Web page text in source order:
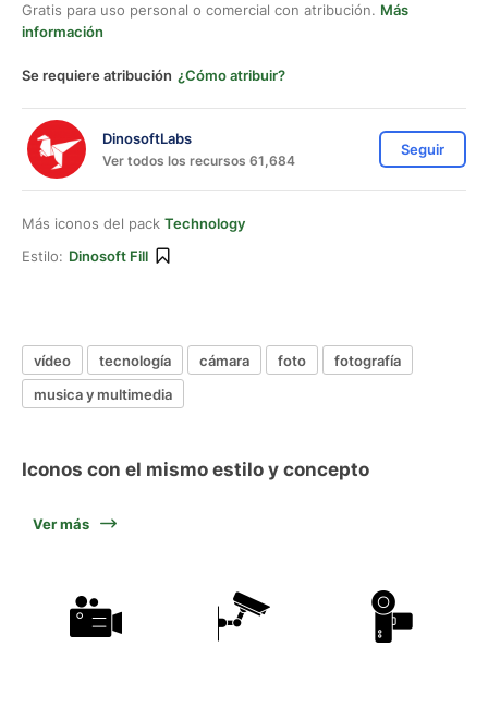
Gratis para uso personal o comercial con atribución. Más
información
Se requiere atribución ¿Cómo atribuir?
DinosoftLabs
Ver todos los recursos 61,684
Seguir
Más iconos del pack Technology
Estilo: Dinosoft Fill
vídeo tecnología cámara foto
fotografía
musica y multimedia
Iconos con el mismo estilo y concepto
Ver más